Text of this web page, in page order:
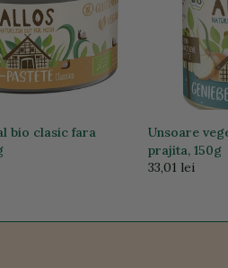
bio clasic fara
Unsoare
prajita, 150g
33,01 lei